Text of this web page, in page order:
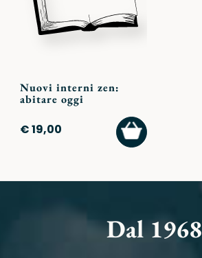
Nuovi interni zen:
abitare oggi
€ 19,00
AGGIUNGI
AL
CARRELLO
Dal 1968